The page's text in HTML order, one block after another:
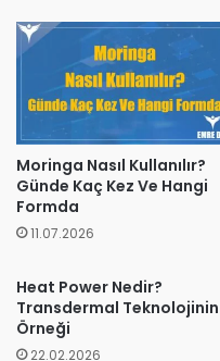
Moringa Nasıl Kullanılır?
Günde Kaç Kez Ve Hangi
Formda
11.07.2026
Heat Power Nedir?
Transdermal Teknolojinin
Örneği
22.02.2026